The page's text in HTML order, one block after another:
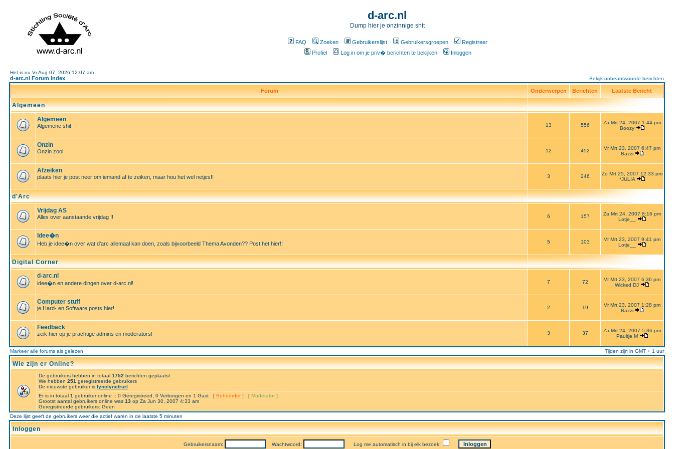
d-arc.nl
Dump hier je onzinnige shit
FAQ Zoeken Gebruikerslijst Gebruikersgroepen
Registreer
Profiel
Log in om je priv� berichten te bekijken Inloggen
Het is nu Vr Aug 07, 2026 12:07 am
d-arc.nl Forum Index Bekijk onbeantwoorde berichten
Forum Onderwerpen Berichten Laatste Bericht
Algemeen
Algemeen
Algemene shit 13 556
Za Mrt 24, 2007 1:44 pm
Boozy
Onzin
Onzin zooi 12 452
Vr Mrt 23, 2007 6:47 pm
Bazzi
Afzeiken
plaats hier je post neer om iemand af te zeiken, maar hou het wel netjes!! 3 246
Zo Mrt 25, 2007 12:33 pm
*JULIA
d'Arc
Vrijdag AS
Alles over aanstaande vrijdag !! 6 157
Za Mrt 24, 2007 8:16 pm
Lotje__
Idee�n
Heb je idee�n over wat d'arc allemaal kan doen, zoals bijvoorbeeld Thema Avonden?? Post het hier!! 5 103
Vr Mrt 23, 2007 9:41 pm
Lotje__
Digital Corner
d-arc.nl
idee�n en andere dingen over d-arc.nl! 7 72
Vr Mrt 23, 2007 6:36 pm
Wicked DJ
Computer stuff
je Hard- en Software posts hier! 2 19
Vr Mrt 23, 2007 1:28 pm
Bazzi
Feedback
zeik hier op je prachtige admins en moderators! 3 37
Za Mrt 24, 2007 5:36 pm
Paultje M
Markeer alle forums als gelezen Tijden zijn in GMT + 1 uur
Wie zijn er Online?
De gebruikers hebben in totaal 1752 berichten geplaatst
We hebben 251 geregistreerde gebruikers
De nieuwste gebruiker is lynclyncfrurl
Er is in totaal 1 gebruiker online :: 0 Geregistreed, 0 Verborgen en 1 Gast [ Beheerder ] [ Moderator ]
Grootst aantal gebruikers online was 13 op Za Jun 30, 2007 4:33 am
Geregistreerde gebruikers: Geen
Deze lijst geeft de gebruikers weer die actief waren in de laatste 5 minuten
Inloggen
Gebruikersnaam: Wachtwoord: Log me automatisch in bij elk bezoek